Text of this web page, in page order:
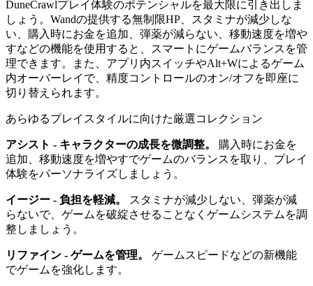
DuneCrawlプレイ体験のポテンシャルを最大限に引き出しま
しょう。Wandの提供する無制限HP、スタミナが減少しな
い、購入時にお金を追加、弾薬が減らない、移動速度を増や
すなどの機能を使用すると、スマートにゲームバランスを管
理できます。また、アプリ内スイッチやAlt+Wによるゲーム
内オーバーレイで、精度コントロールのオン/オフを即座に
切り替えられます。
あらゆるプレイスタイルに向けた厳選コレクション
アシスト - キャラクターの成長を微調整。
購入時にお金を
追加、移動速度を増やすでゲームのバランスを取り、プレイ
体験をパーソナライズしましょう。
イージー - 負担を軽減。
スタミナが減少しない、弾薬が減
らないで、ゲームを破綻させることなくゲームシステムを調
整しましょう。
リファイン - ゲームを管理。
ゲームスピードなどの新機能
でゲームを強化します。